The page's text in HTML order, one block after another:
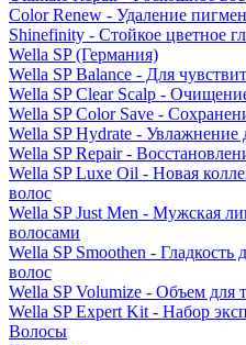
Color Renew - Удаление
Shinefinity - Стойкое цветное
Wella SP (Германия)
Wella SP Balance - Для
Wella SP Clear Scalp -
Wella SP Color Save -
Wella SP Hydrate -
Wella SP Repair -
Wella SP Luxe Oil - Новая
волос
Wella SP Just Men - Мужская
волосами
Wella SP Smoothen -
волос
Wella SP Volumize - Объем для
Wella SP Expert Kit - Набор
Волосы